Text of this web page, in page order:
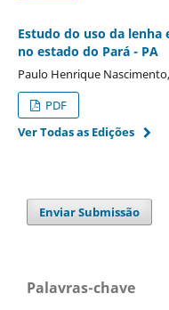
Estudo do uso da
no estado do Pará - PA
Paulo Henrique
PDF
Ver Todas as Edições
Enviar Submissão
Palavras-chave